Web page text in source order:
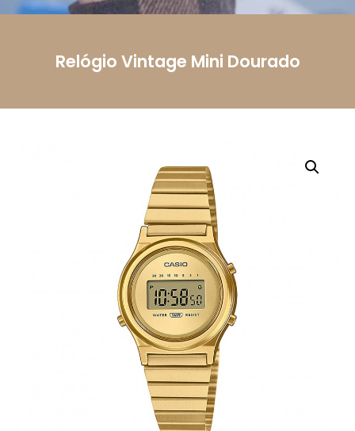
Relógio Vintage Mini Dourado
Mensagem
Enviar